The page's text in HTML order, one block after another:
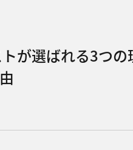
が選ばれる3つの
由